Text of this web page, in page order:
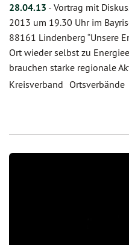
28.04.13 - Vortrag mit
2013 um 19.30 Uhr im
88161 Lindenberg “Unsere
Ort wieder selbst zu
brauchen starke regionale
Kreisverband Ortsverbände